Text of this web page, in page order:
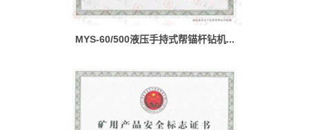
MYS-60/500液压手持式帮锚杆钻机...